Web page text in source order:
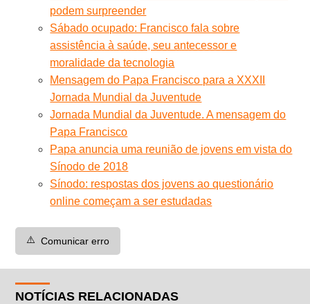
podem surpreender
Sábado ocupado: Francisco fala sobre
assistência à saúde, seu antecessor e
moralidade da tecnologia
Mensagem do Papa Francisco para a XXXII
Jornada Mundial da Juventude
Jornada Mundial da Juventude. A mensagem do
Papa Francisco
Papa anuncia uma reunião de jovens em vista do
Sínodo de 2018
Sínodo: respostas dos jovens ao questionário
online começam a ser estudadas
⚠️ Comunicar erro
NOTÍCIAS RELACIONADAS